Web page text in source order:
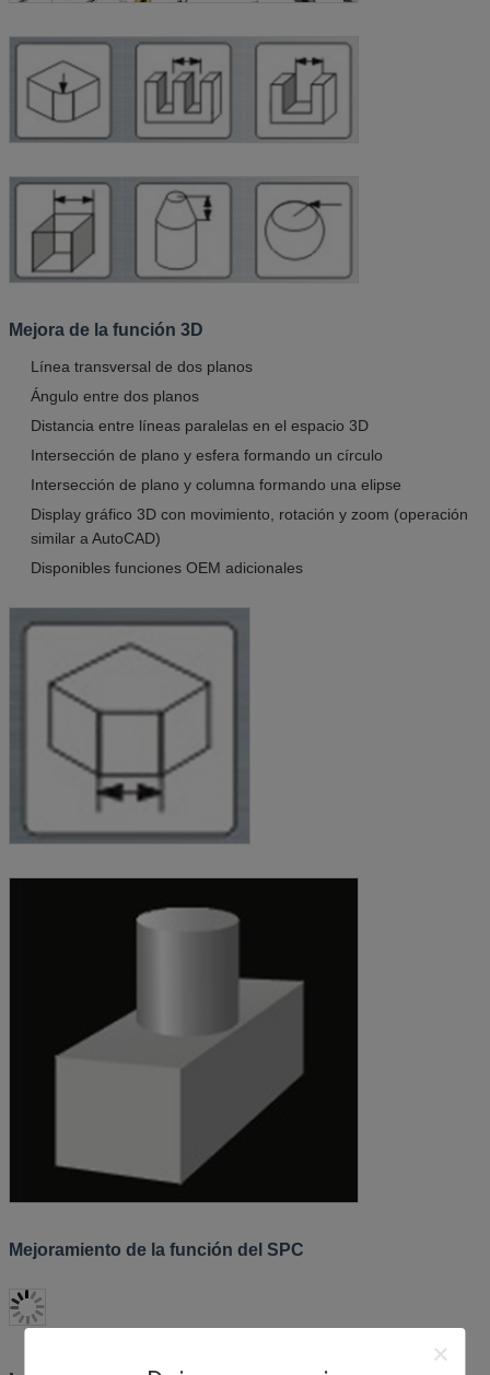
Mejora de la función 3D
Línea transversal de dos planos
Ángulo entre dos planos
Distancia entre líneas paralelas en el espacio 3D
Intersección de plano y esfera formando un círculo
Intersección de plano y columna formando una elipse
Display gráfico 3D con movimiento, rotación y zoom (operación
similar a AutoCAD)
Disponibles funciones OEM adicionales
Mejoramiento de la función del SPC